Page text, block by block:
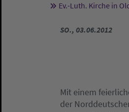
Sie sind hier:
Ev.-Luth. Kirche in
SO., 03.06.2012
Mit einem
der